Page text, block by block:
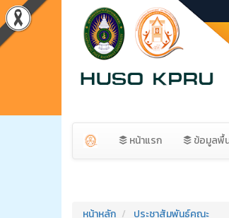
หน้าแรก ข้อมูลพื้
หน้าหลัก ประชาสัมพันธ์คณะ